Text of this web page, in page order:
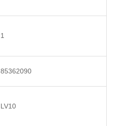
1
85362090
LV10